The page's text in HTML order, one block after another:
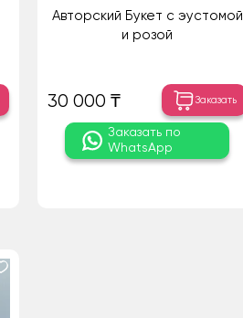
Авторский Букет с эустомой
и розой
30 000 ₸ Заказать
Заказать по
WhatsApp